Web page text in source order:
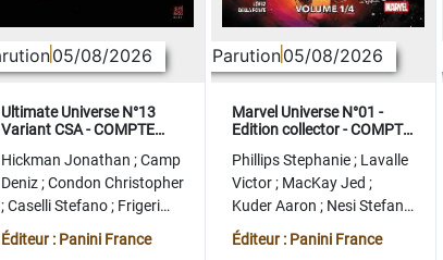
05/08/2026
Ultimate Universe N°13
Variant CSA - COMPTE
Hickman Jonathan ;Camp
Deniz;Condon Christopher
;Caselli Stefano; Frigeri
Juan
Éditeur : Panini France
Parution05/08/2026
Marvel Universe N°01 -
Edition collector - COMPTE
Phillips Stephanie; Lavalle
Victor; MacKay Jed ;
Kuder Aaron ; Nesi Stefano
;Lopez Alvaro
Éditeur : Panini France